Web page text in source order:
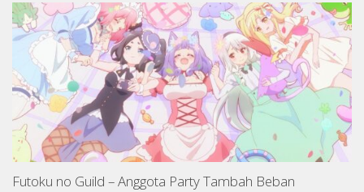
Futoku no Guild – Anggota Party Tambah Beban